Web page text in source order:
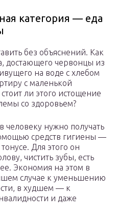
категория — еда
без объяснений. Как
достающего червонцы из
на воде с хлебом
с маленькой
ли этого истощение
со здоровьем?
нужно получать
средств гигиены —
Для этого он
чистить зубы, есть
Экономия на этом в
случае к уменьшению
в худшем — к
и даже